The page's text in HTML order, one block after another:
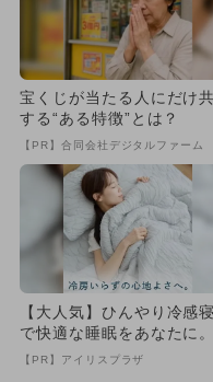
宝くじが当たる人にだけ
する“ある特徴”とは？
【PR】合同会社デジタルファーム
【大人気】ひんやり冷感
で快適な睡眠をあなたに。
【PR】アイリスプラザ